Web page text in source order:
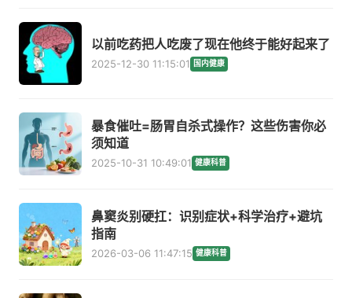
以前吃药把人吃废了现在他终于能好起来了
2025-12-30 11:15:01 国内健康
暴食催吐=肠胃自杀式操作？这些伤害你必
须知道
2025-10-31 10:49:01 健康科普
鼻窦炎别硬扛：识别症状+科学治疗+避坑
指南
2026-03-06 11:47:15 健康科普